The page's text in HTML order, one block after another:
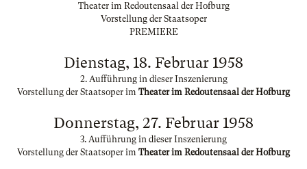
Theater im Redoutensaal der Hofburg
Vorstellung der Staatsoper
PREMIERE
Dienstag, 18. Februar 1958
2. Aufführung in dieser Inszenierung
Vorstellung der Staatsoper im Theater im Redoutensaal der Hofburg
Donnerstag, 27. Februar 1958
3. Aufführung in dieser Inszenierung
Vorstellung der Staatsoper im Theater im Redoutensaal der Hofburg